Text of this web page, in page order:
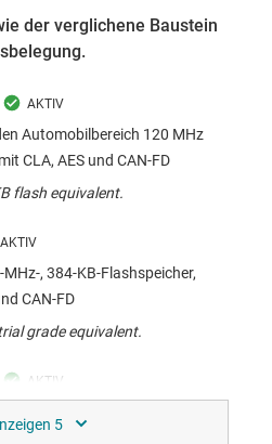
der verglichene Baustein
Automobilbereich 120 MHz
CLA, AES und CAN-FD
flash equivalent.
, 384-KB-Flashspeicher,
CAN-FD
grade equivalent.
FD für die Automobil